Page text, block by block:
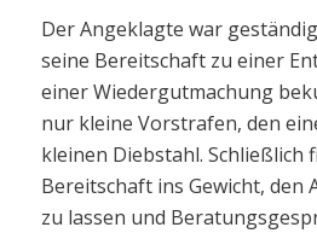
Der Angeklagte war
seine Bereitschaft zu einer
einer Wiedergutmachung
nur kleine Vorstrafen, den
kleinen Diebstahl. Schließlich
Bereitschaft ins Gewicht, den
zu lassen und